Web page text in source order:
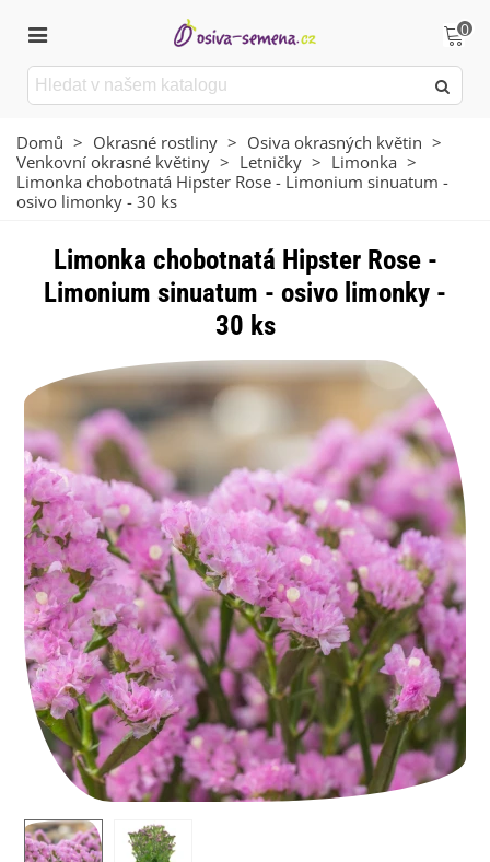
0
Domů > Okrasné rostliny > Osiva okrasných květin >
Venkovní okrasné květiny > Letničky > Limonka >
Limonka chobotnatá Hipster Rose - Limonium sinuatum -
osivo limonky - 30 ks
Limonka chobotnatá Hipster Rose -
Limonium sinuatum - osivo limonky -
30 ks